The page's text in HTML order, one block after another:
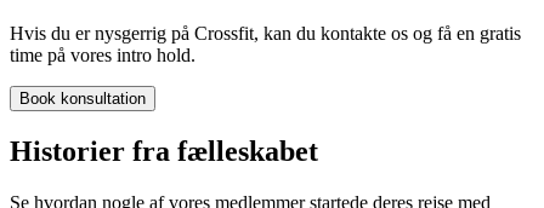
Hvis du er nysgerrig på Crossfit, kan du kontakte os og få en gratis
time på vores intro hold.
Book konsultation
Historier fra fælleskabet
Se hvordan nogle af vores medlemmer startede deres rejse med